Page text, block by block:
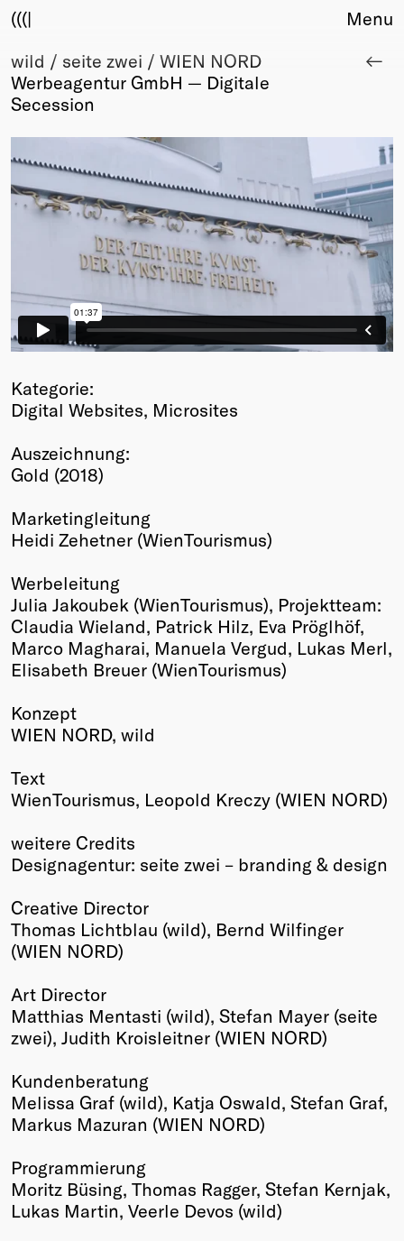
(((|
About
Club
Award
TBD
Events
Membership
Info
Members
Friends of Creativity
2026
Past
Menu
wild / seite zwei / WIEN NORD
Werbeagentur GmbH — Digitale
Secession
Kategorie:
Digital Websites, Microsites
Auszeichnung:
Gold (2018)
Marketingleitung
Heidi Zehetner (WienTourismus)
Werbeleitung
Julia Jakoubek (WienTourismus), Projektteam:
Claudia Wieland, Patrick Hilz, Eva Pröglhöf,
Marco Magharai, Manuela Vergud, Lukas Merl,
Elisabeth Breuer (WienTourismus)
Konzept
WIEN NORD, wild
Text
WienTourismus, Leopold Kreczy (WIEN NORD)
weitere Credits
Designagentur: seite zwei – branding & design
Creative Director
Thomas Lichtblau (wild), Bernd Wilfinger
(WIEN NORD)
Art Director
Matthias Mentasti (wild), Stefan Mayer (seite
zwei), Judith Kroisleitner (WIEN NORD)
Kundenberatung
Melissa Graf (wild), Katja Oswald, Stefan Graf,
Markus Mazuran (WIEN NORD)
Programmierung
Moritz Büsing, Thomas Ragger, Stefan Kernjak,
Lukas Martin, Veerle Devos (wild)